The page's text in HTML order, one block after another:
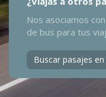
Nos asociamos
de bus para tus
Buscar pasajes